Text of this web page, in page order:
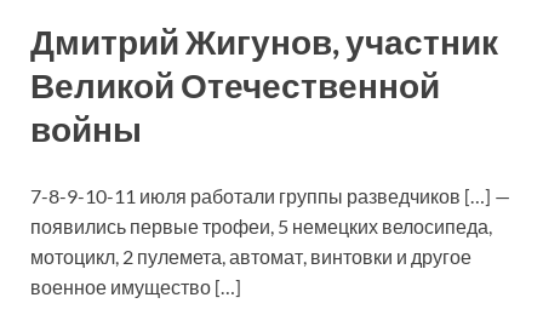
Дмитрий Жигунов, участник
Великой Отечественной
войны
7-8-9-10-11 июля работали группы разведчиков […] —
появились первые трофеи, 5 немецких велосипеда,
мотоцикл, 2 пулемета, автомат, винтовки и другое
военное имущество […]